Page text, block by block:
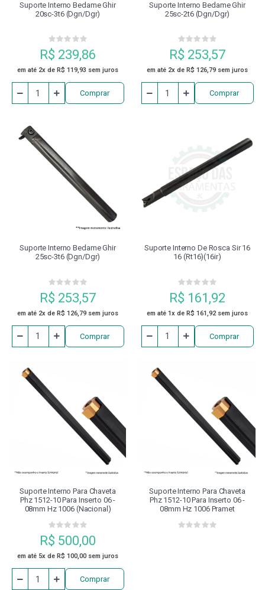
Suporte Interno Bedame Ghir
20sc-3t6 (dgn/dgr)
R$ 239,86
em até 2x de R$ 119,93 sem juros
Comprar
Suporte Interno Bedame Ghir
25sc-2t6 (dgn/dgr)
R$ 253,57
em até 2x de R$ 126,79 sem juros
Comprar
Suporte Interno Bedame Ghir
25sc-3t6 (dgn/dgr)
R$ 253,57
em até 2x de R$ 126,79 sem juros
Comprar
Suporte Interno De Rosca Sir 16
16 (rt16)(16ir)
R$ 161,92
em até 1x de R$ 161,92 sem juros
Comprar
Suporte Interno Para Chaveta
Phz 1512-10 Para Inserto 06 -
08mm Hz 1006 (nacional)
R$ 500,00
em até 5x de R$ 100,00 sem juros
Comprar
Suporte Interno Para Chaveta
Phz 1512-10 Para Inserto 06 -
08mm Hz 1006 Pramet